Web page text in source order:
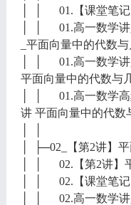
│ │ 01.【课堂笔记
│ │ 01.高一数学讲
_平面向量中的代数
│ │ 01.高一数学讲
平面向量中的代数与
│ │ 01.高一数学高
讲 平面向量中的代数
│ ├─02_【第2讲】
│ │ 02.【第2讲】
│ │ 02.【课堂笔记
│ │ 02.高一数学讲